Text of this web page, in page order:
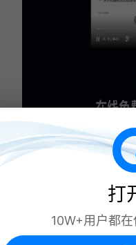
4. TextToSpeech
难易程度：★★★★☆
概括：企业级语音合
打
10W+用户都